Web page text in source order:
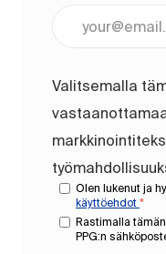
Valitsemalla
Olen lukenut ja
käyttöehdot *
Rastimalla
PPG:n